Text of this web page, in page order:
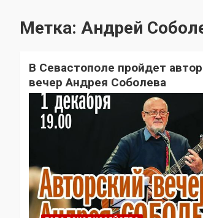
Метка: Андрей
В Севастополе пройдет
вечер Андрея Соболева